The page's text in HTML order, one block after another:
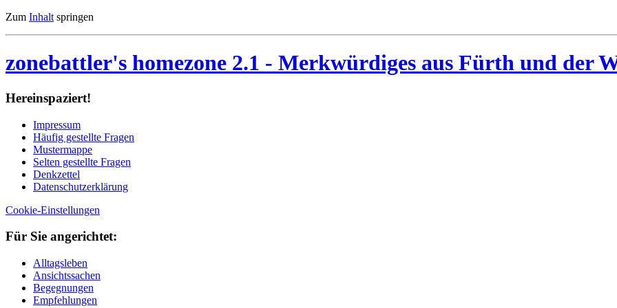
Zum Inhalt springen
zonebattler's homezone 2.1 - Merkwürdiges aus Fürth und der
Her­ein­spa­ziert!
Im­pres­sum
Häu­fig ge­stell­te Fra­gen
Mu­ster­map­pe
Sel­ten ge­stell­te Fra­gen
Denk­zet­tel
Da­ten­schutz­er­klä­rung
Cookie-Einstellungen
Für Sie an­ge­rich­tet:
Alltagsleben
Ansichtssachen
Begegnungen
Empfehlungen